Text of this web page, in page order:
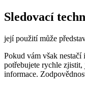
Sledovací
její použití může
Pokud vám však nestačí
potřebujete rychle zjistit,
informace.